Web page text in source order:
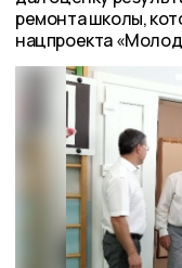
ремонта школы,
нацпроекта